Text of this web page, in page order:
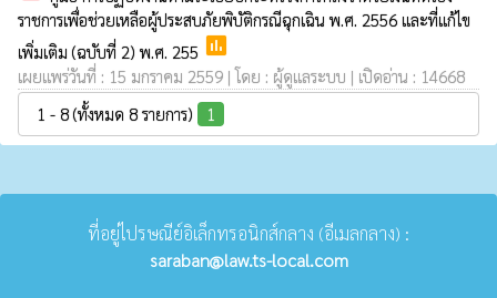
ราชการเพื่อช่วยเหลือผู้ประสบภัยพิบัติกรณีฉุกเฉิน พ.ศ. 2556 และที่แก้ไข
เพิ่มเติม (ฉบับที่ 2) พ.ศ. 255 poll
เผยแพร่วันที่ : 15 มกราคม 2559 | โดย : ผู้ดูแลระบบ | เปิดอ่าน : 14668
1 - 8 (ทั้งหมด 8 รายการ)
1
ที่อยู่ไปรษณีย์อิเล็กทรอนิกส์กลาง (อีเมลกลาง) :
saraban@law.ts-local.com